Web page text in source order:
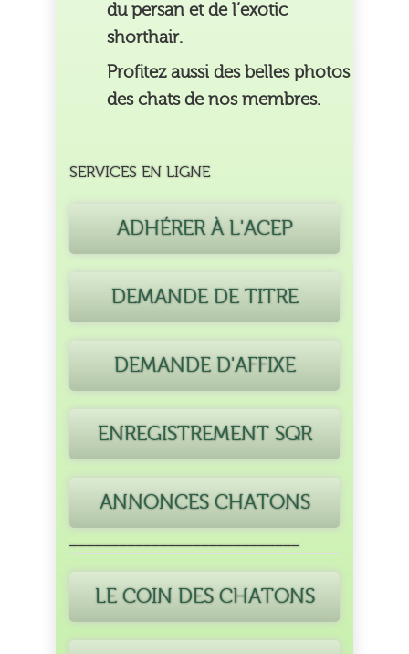
du persan et de l’exotic
shorthair.
Profitez aussi des belles photos
des chats de nos membres.
SERVICES EN LIGNE
ADHÉRER À L'ACEP
DEMANDE DE TITRE
DEMANDE D'AFFIXE
ENREGISTREMENT SQR
ANNONCES CHATONS
____________________________
LE COIN DES CHATONS